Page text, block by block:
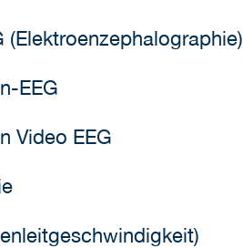
(Elektroenzephalographie)
EEG
Video EEG